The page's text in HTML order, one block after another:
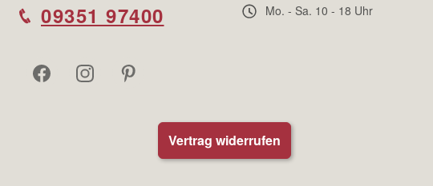
09351 97400 Mo. - Sa. 10 - 18 Uhr
Vertrag widerrufen